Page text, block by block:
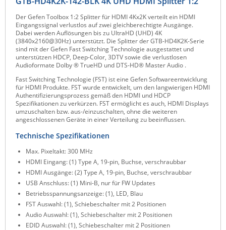
LigoWave
Milesight
Moxa
Netio
Panorama Antennas
PatchSee
Power Kingdom
Poynting
Raritan
Riello UPS
Server Technology
Siretta
SIRIO Antenne
Der Gefen Toolbox 1:2 Splitter für HDMI 4Kx2K verteilt ein HDMI
Eingangssignal verlustlos auf zwei gleichberechtigte Ausgänge.
Dabei werden Auflösungen bis zu UltraHD (UHD) 4K
(3840x2160@30Hz) unterstützt. Die Splitter der GTB-HD4K2K-Serie
sind mit der Gefen Fast Switching Technologie ausgestattet und
unterstützen HDCP, Deep-Color, 3DTV sowie die verlustlosen
Audioformate Dolby ® TrueHD und DTS-HD® Master Audio .
Fast Switching Technologie (FST) ist eine Gefen Softwareentwicklung
für HDMI Produkte. FST wurde entwickelt, um den langwierigen HDMI
Authentifizierungsprozess gemäß den HDMI und HDCP
Spezifikationen zu verkürzen. FST ermöglicht es auch, HDMI Displays
umzuschalten bzw. aus-/einzuschalten, ohne die weiteren
angeschlossenen Geräte in einer Verteilung zu beeinflussen.
Technische Spezifikationen
Max. Pixeltakt: 300 MHz
HDMI Eingang: (1) Type A, 19-pin, Buchse, verschraubbar
HDMI Ausgänge: (2) Type A, 19-pin, Buchse, verschraubbar
USB Anschluss: (1) Mini-B, nur für FW Updates
Betriebsspannungsanzeige: (1), LED, Blau
FST Auswahl: (1), Schiebeschalter mit 2 Positionen
Audio Auswahl: (1), Schiebeschalter mit 2 Positionen
EDID Auswahl: (1), Schiebeschalter mit 2 Positionen